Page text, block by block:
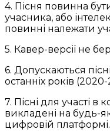
4. Пісня повинна
учасника, або
повинні належати
5. Кавер-версії не
6. Допускаються
останніх років (2020-
7. Пісні для участі в
викладені на будь-
цифровій платформі.